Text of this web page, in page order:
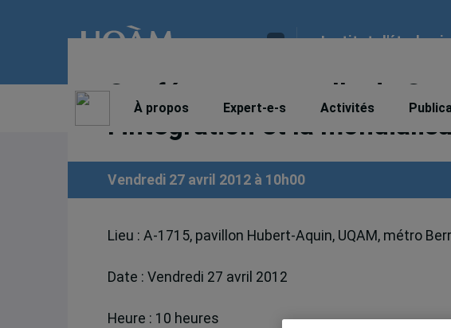
Institut d'études
À propos Expert-e-s Activités
Conférence annuelle du
l’intégration et la
Vendredi 27 avril 2012 à 10h00
Lieu : A-1715, pavillon Hubert-Aquin, UQAM, métro
Date : Vendredi 27 avril 2012
Heure : 10 heures